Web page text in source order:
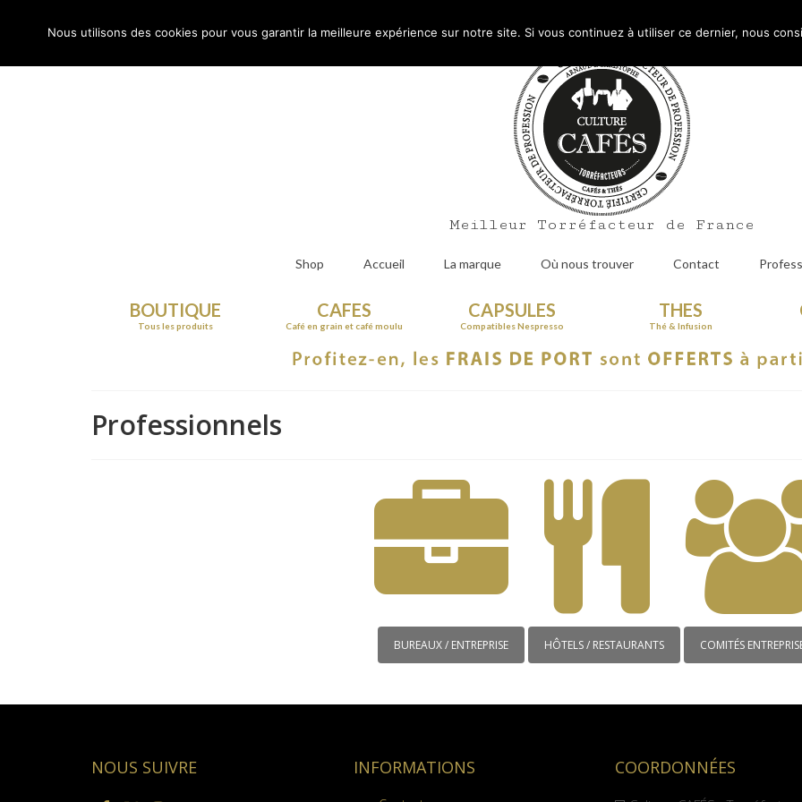
:
Meilleur Torréfacteur de France
Shop Accueil La marque Où nous trouver Contact
BOUTIQUE
Tous les produits
CAFES
Café en grain et café moulu
CAPSULES
Compatibles Nespresso
THES
Thé & Infusion
Professionnels
BUREAUX / ENTREPRISE HÔTELS / RESTAURANTS COMITÉS
NOUS SUIVRE INFORMATIONS COORDONNÉES
Nous utilisons des cookies pour vous garantir la meilleure expérience sur notre site. Si vous continuez à utiliser ce dernier, nous